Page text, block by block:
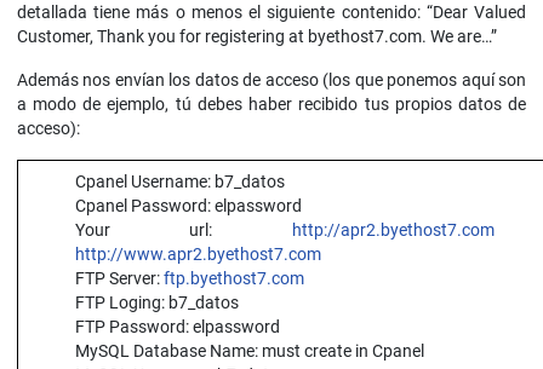
detallada tiene más o menos el siguiente contenido: “Dear Valued
Customer, Thank you for registering at byethost7.com. We are…”
Además nos envían los datos de acceso (los que ponemos aquí son
a modo de ejemplo, tú debes haber recibido tus propios datos de
acceso):
Cpanel Username: b7_datos
Cpanel Password: elpassword
Your url:
http://apr2.byethost7.com
http://www.apr2.byethost7.com
FTP Server:ftp.byethost7.com
FTP Loging: b7_datos
FTP Password: elpassword
MySQL Database Name: must create in Cpanel